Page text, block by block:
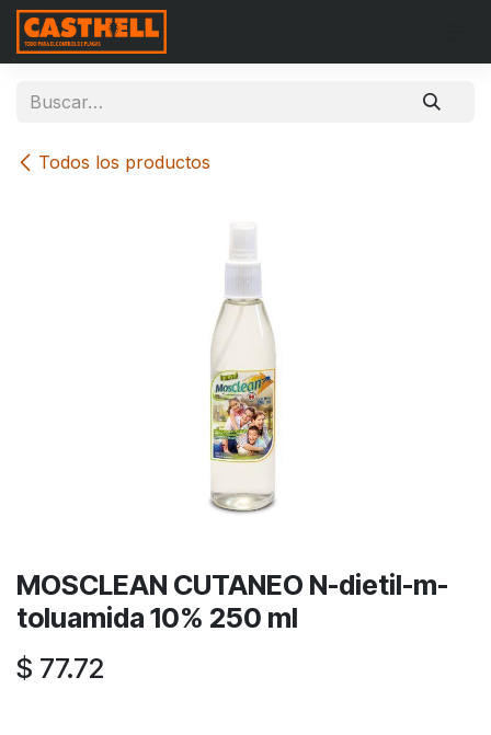
Ir al contenido
Todos los productos
MOSCLEAN CUTANEO N-dietil-m-
toluamida 10% 250 ml
$ 77.72